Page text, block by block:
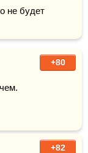
не будет
+80
+82